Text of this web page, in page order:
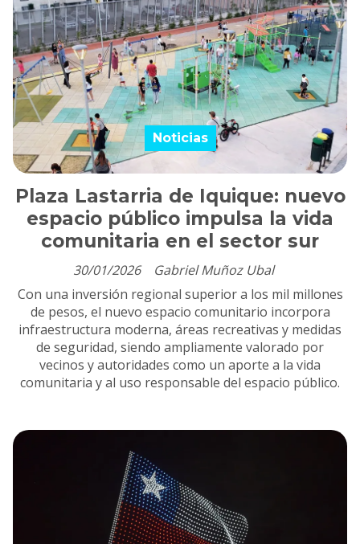
Plaza Lastarria de Iquique: nuevo
espacio público impulsa la vida
comunitaria en el sector sur
Gabriel Muñoz Ubal
Noticias
30/01/2026
Con una inversión regional superior a los mil millones
de pesos, el nuevo espacio comunitario incorpora
infraestructura moderna, áreas recreativas y medidas
de seguridad, siendo ampliamente valorado por
vecinos y autoridades como un aporte a la vida
comunitaria y al uso responsable del espacio público.